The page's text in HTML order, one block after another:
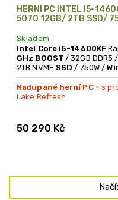
HERNÍ PC INTEL I5-
5070 12GB/ 2TB SSD/
Skladem
50 290 Kč
Intel Core i5-14600KF
GHz BOOST / 32GB DDR5 /
2TB NVME SSD / 750W /
Nadupané herní PC - s
Lake Refresh
* novinka mezi